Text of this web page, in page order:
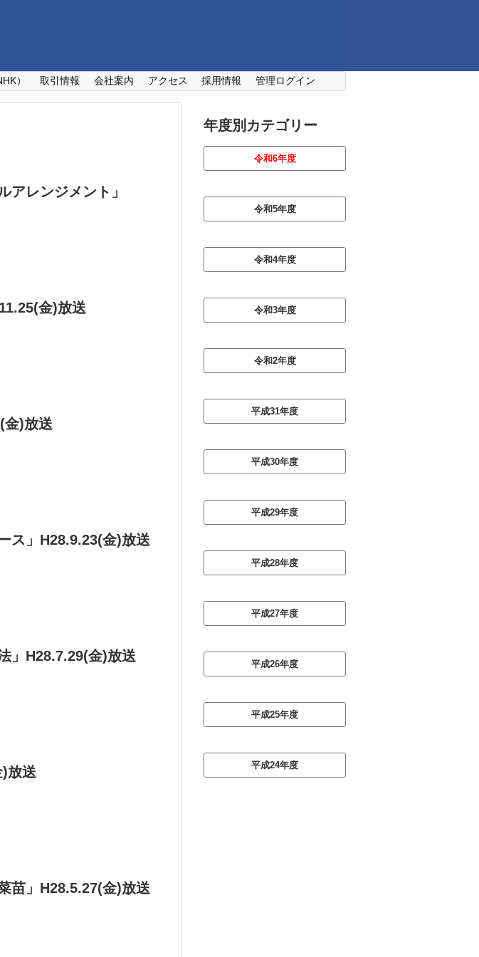
） 取引情報 会社案内 アクセス 採用情報 管理ログイン
アレンジメント」
金)放送
金)放送
ス」H28.9.23(金)放送
」H28.7.29(金)放送
)放送
苗」H28.5.27(金)放送
年度別カテゴリー
令和6年度
令和5年度
令和4年度
令和3年度
令和2年度
平成31年度
平成30年度
平成29年度
平成28年度
平成27年度
平成26年度
平成25年度
平成24年度